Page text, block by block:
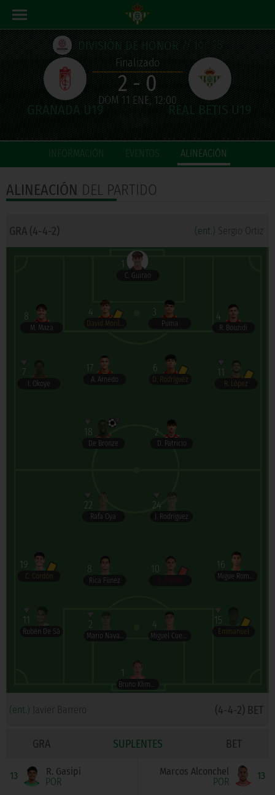
DIVISIÓN DE HONOR// Jor. 18
Finalizado
2 - 0
DOM 11 ENE, 12:00
INFORMACIÓN EVENTOS ALINEACIÓN
ALINEACIÓN DEL PARTIDO
GRA (4-4-2) (ent.) Sergio Ortiz
(ent.) Javier Barrero (4-4-2) BET
1
C. Guirao
3
Puma
4
David Morilla
4
R. Bouzidi
8
M. Maza
6
D. Rodríguez
17
A. Arnedo
11
R. López
7
I. Okoye
2
D. Patricio
18
De Bronze
1
Bruno Klimek
2
Mario Navarro
4
Miguel Cuevas
11
Rubén De Sá
15
Emmanuel
8
Rica Fúnez
10
E. Fierro
19
C. Cordón
16
Migue Romero
22
Rafa Oya
24
J. Rodríguez
GRA SUPLENTES BET
13
POR
R. Gasipi 13
POR
Marcos Alconchel